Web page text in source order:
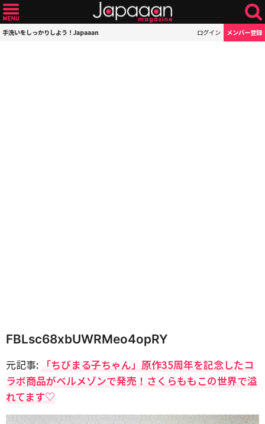
手洗いをしっかりしよう！Japaaan ログイン メンバー登録
FBLsc68xbUWRMeo4opRY
元記事: 「ちびまる子ちゃん」原作35周年を記念したコ
ラボ商品がベルメゾンで発売！さくらももこの世界で溢
れてます♡